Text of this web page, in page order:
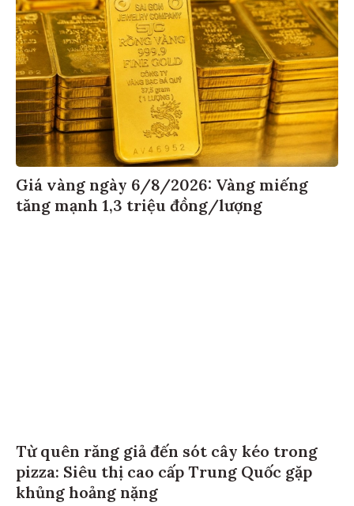
Giá vàng ngày 6/8/2026: Vàng miếng
tăng mạnh 1,3 triệu đồng/lượng
Từ quên răng giả đến sót cây kéo trong
pizza: Siêu thị cao cấp Trung Quốc gặp
khủng hoảng nặng